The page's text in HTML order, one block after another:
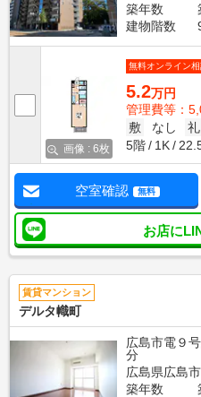
築年数
建物階数
画像 : 6枚
無料オンライン
5.2万円
管理費等：
敷
なし 礼
5階
1K
空室確認 無料
お店に
賃貸マンション
デルタ幟町
広島市電９
分
広島県広島
築年数